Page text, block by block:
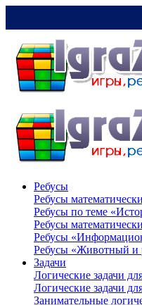
Ребусы
Ребусы
Ребусы по теме
Ребусы
Ребусы
Ребусы «Животный и
Задачи
Логические задачи
Логические задачи
Занимательные